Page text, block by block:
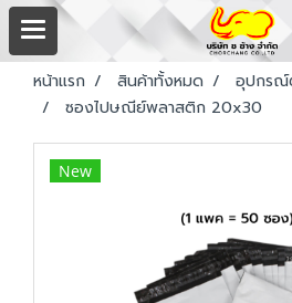
หน้าแรก สินค้าทั้งหมด อุปกรณ์
ซองไปษณีย์พลาสติก 20x30
New